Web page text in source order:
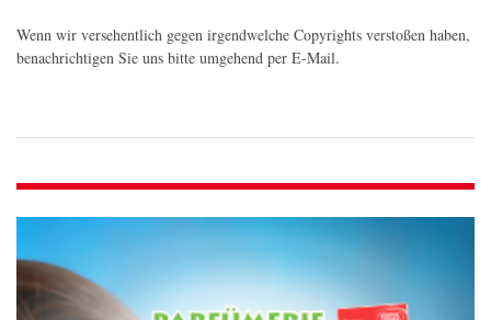
Wenn wir versehentlich gegen irgendwelche Copyrights verstoßen haben,
benachrichtigen Sie uns bitte umgehend per E-Mail.